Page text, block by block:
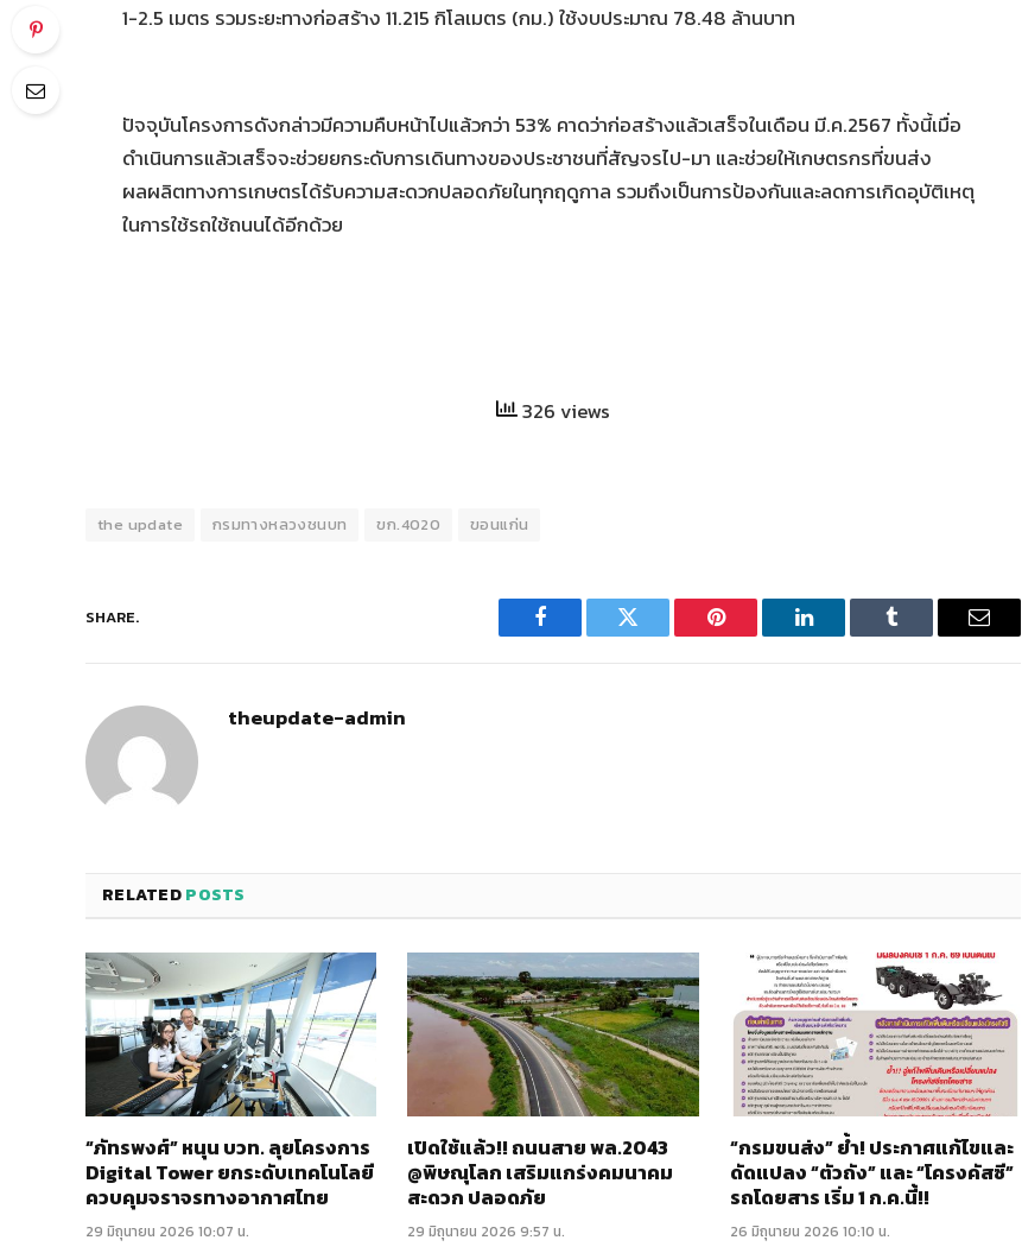
1-2.5 เมตร รวมระยะทางก่อสร้าง 11.215 กิโลเมตร (กม.) ใช้งบประมาณ 78.48 ล้านบาท
ปัจจุบันโครงการดังกล่าวมีความคืบหน้าไปแล้วกว่า 53% คาดว่าก่อสร้างแล้วเสร็จในเดือน มี.ค.2567 ทั้งนี้เมื่อ
ดำเนินการแล้วเสร็จจะช่วยยกระดับการเดินทางของประชาชนที่สัญจรไป-มา และช่วยให้เกษตรกรที่ขนส่ง
ผลผลิตทางการเกษตรได้รับความสะดวกปลอดภัยในทุกฤดูกาล รวมถึงเป็นการป้องกันและลดการเกิดอุบัติเหตุ
ในการใช้รถใช้ถนนได้อีกด้วย
326 views
the update กรมทางหลวงชนบท ขก.4020 ขอนแก่น
SHARE.
Facebook Twitter Pinterest LinkedIn Tumblr Email
theupdate-admin
RELATEDPOSTS
“ภัทรพงศ์” หนุน บวท. ลุยโครงการ
Digital Tower ยกระดับเทคโนโลยี
ควบคุมจราจรทางอากาศไทย
29 มิถุนายน 2026 10:07 น.
เปิดใช้แล้ว!! ถนนสาย พล.2043
@พิษณุโลก เสริมแกร่งคมนาคม
สะดวก ปลอดภัย
29 มิถุนายน 2026 9:57 น.
“กรมขนส่ง” ย้ำ! ประกาศแก้ไขและ
ดัดแปลง “ตัวถัง” และ “โครงคัสซี”
รถโดยสาร เริ่ม 1 ก.ค.นี้!!
26 มิถุนายน 2026 10:10 น.